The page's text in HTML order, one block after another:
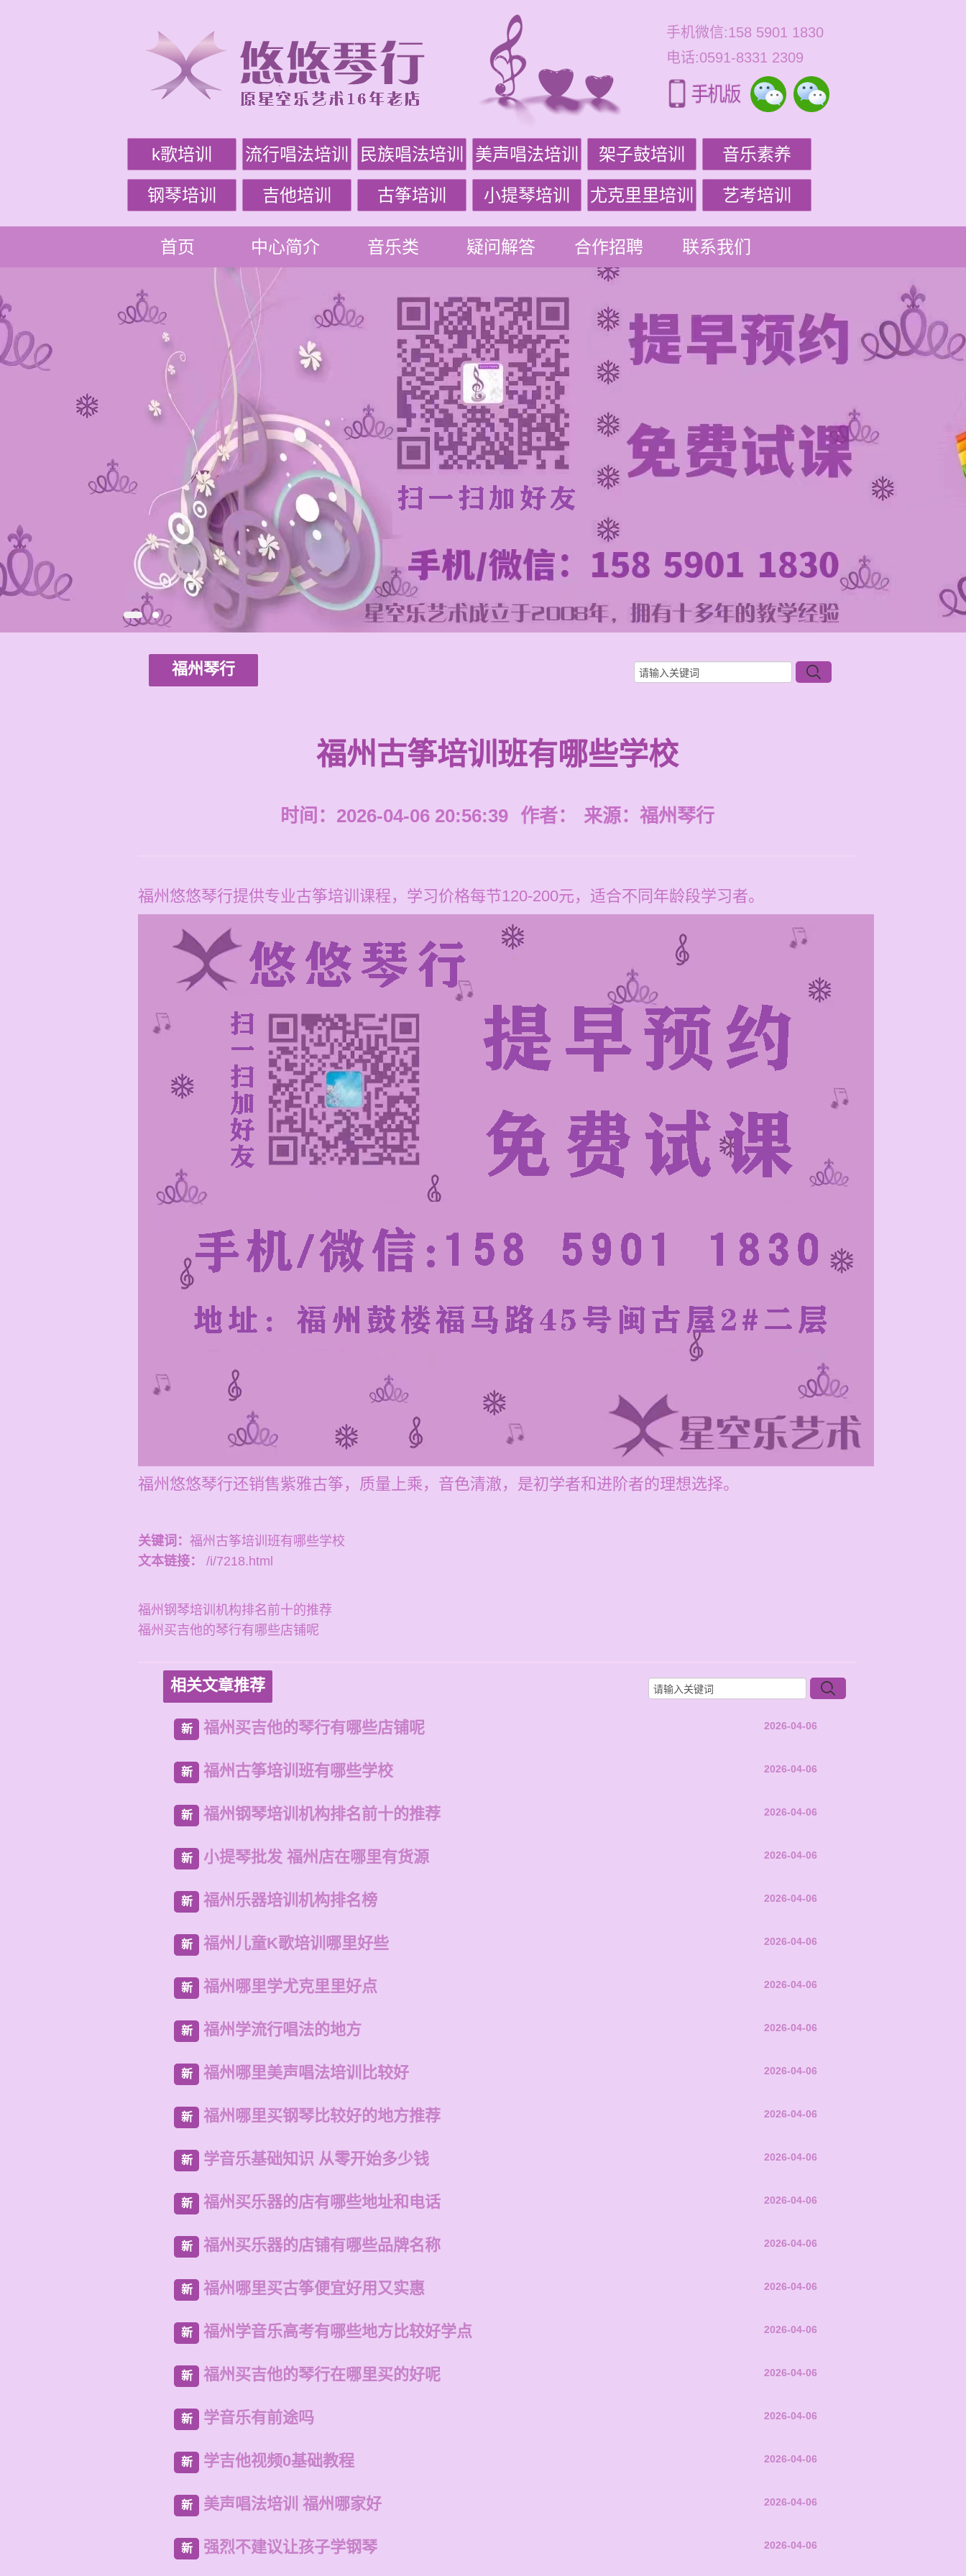
手机微信:158 5901 1830
电话:0591-8331 2309
k歌培训 流行唱法培训 民族唱法培训 美声唱法培训 架子鼓培训 音乐素养
钢琴培训 吉他培训 古筝培训 小提琴培训 尤克里里培训 艺考培训
首页 中心简介 音乐类 疑问解答 合作招聘 联系我们
福州琴行
福州古筝培训班有哪些学校
时间：2026-04-06 20:56:39 作者： 来源： 福州琴行
福州悠悠琴行提供专业古筝培训课程，学习价格每节120-200元，适合不同年龄段学习者。
福州悠悠琴行还销售紫雅古筝，质量上乘，音色清澈，是初学者和进阶者的理想选择。
关键词： 福州古筝培训班有哪些学校
文本链接：
/i/7218.html
福州钢琴培训机构排名前十的推荐
福州买吉他的琴行有哪些店铺呢
相关文章推荐
新 福州买吉他的琴行有哪些店铺呢 2026-04-06
新 福州古筝培训班有哪些学校 2026-04-06
新 福州钢琴培训机构排名前十的推荐 2026-04-06
新 小提琴批发 福州店在哪里有货源 2026-04-06
新 福州乐器培训机构排名榜 2026-04-06
新 福州儿童K歌培训哪里好些 2026-04-06
新 福州哪里学尤克里里好点 2026-04-06
新 福州学流行唱法的地方 2026-04-06
新 福州哪里美声唱法培训比较好 2026-04-06
新 福州哪里买钢琴比较好的地方推荐 2026-04-06
新 学音乐基础知识 从零开始多少钱 2026-04-06
新 福州买乐器的店有哪些地址和电话 2026-04-06
新 福州买乐器的店铺有哪些品牌名称 2026-04-06
新 福州哪里买古筝便宜好用又实惠 2026-04-06
新 福州学音乐高考有哪些地方比较好学点 2026-04-06
新 福州买吉他的琴行在哪里买的好呢 2026-04-06
新 学音乐有前途吗 2026-04-06
新 学吉他视频0基础教程 2026-04-06
新 美声唱法培训 福州哪家好 2026-04-06
新 强烈不建议让孩子学钢琴 2026-04-06